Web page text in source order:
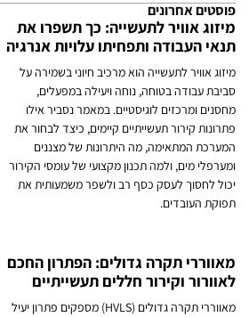
פוסטים אחרונים
מיזוג אוויר לתעשייה: כך תשפרו את
תנאי העבודה ותפחיתו עלויות אנרגיה
מיזוג אוויר לתעשייה הוא מרכיב חיוני בשמירה על
סביבת עבודה בטוחה, נוחה ויעילה במפעלים,
מחסנים ומרכזים לוגיסטיים. במאמר נסביר אילו
פתרונות קירור תעשייתיים קיימים, כיצד לבחור את
המערכת המתאימה, מה היתרונות של מצננים
ומערפלי מים, ולמה תכנון מקצועי של עומסי הקירור
יכול לחסוך לעסק כסף רב ולשפר משמעותית את
תפוקת העובדים.
מאווררי תקרה גדולים: הפתרון החכם
לאוורור וקירור חללים תעשייתיים
מאווררי תקרה גדולים (HVLS) מספקים פתרון יעיל